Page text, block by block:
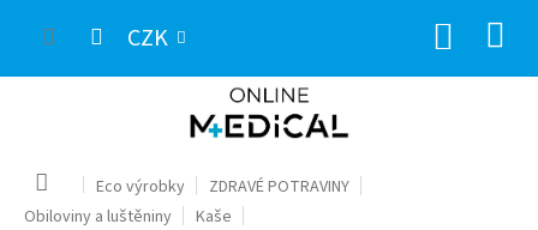
CZK
Domů Eco výrobky
ZDRAVÉ POTRAVINY
Obiloviny a luštěniny
Kaše